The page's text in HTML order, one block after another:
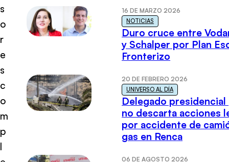
s
o
r
e
s
c
o
m
p
l
16 DE MARZO 2026
NOTICIAS
Duro cruce entre
y Schalper por Plan
Fronterizo
20 DE FEBRERO 2026
UNIVERSO AL DÍA
Delegado presidencial
no descarta acciones
por accidente de
gas en Renca
06 DE AGOSTO 2026